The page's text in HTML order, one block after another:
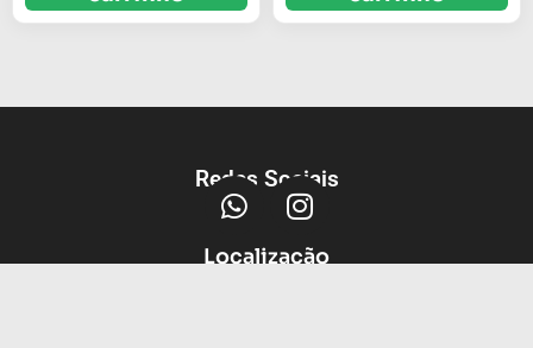
Redes Sociais
Localização